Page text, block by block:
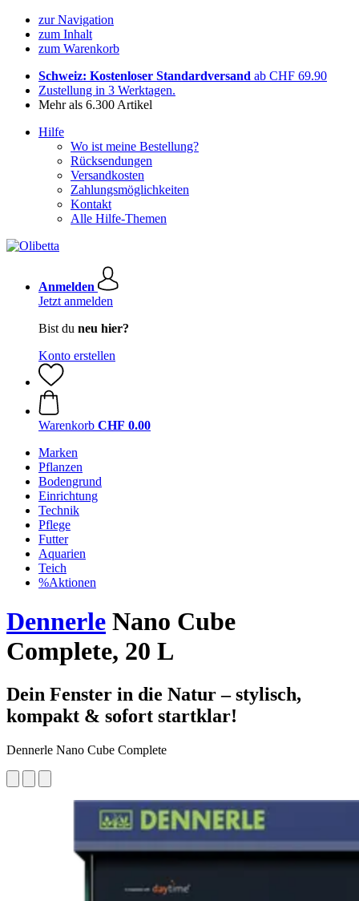
zur Navigation
zum Inhalt
zum Warenkorb
Schweiz: Kostenloser Standardversand ab CHF 69.90
Zustellung in 3 Werktagen.
Mehr als 6.300 Artikel
Hilfe
Wo ist meine Bestellung?
Rücksendungen
Versandkosten
Zahlungsmöglichkeiten
Kontakt
Alle Hilfe-Themen
Anmelden
Jetzt anmelden
Bist du neu hier?
Konto erstellen
Warenkorb CHF 0.00
Marken
Pflanzen
Bodengrund
Einrichtung
Technik
Pflege
Futter
Aquarien
Teich
%Aktionen
Dennerle Nano Cube
Complete, 20 L
Dein Fenster in die Natur – stylisch,
kompakt & sofort startklar!
Dennerle Nano Cube Complete